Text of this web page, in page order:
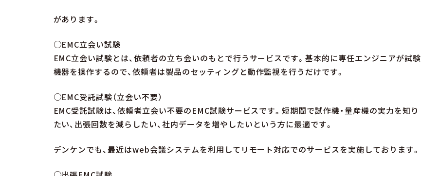
があります。
○EMC立会い試験
EMC立会い試験とは、依頼者の立ち会いのもとで行うサービスです。基本的に専任エンジニアが試験
機器を操作するので、依頼者は製品のセッティングと動作監視を行うだけです。
○EMC受託試験（立会い不要）
EMC受託試験は、依頼者立会い不要のEMC試験サービスです。短期間で試作機・量産機の実力を知り
たい、出張回数を減らしたい、社内データを増やしたいという方に最適です。
デンケンでも、最近はweb会議システムを利用してリモート対応でのサービスを実施しております。